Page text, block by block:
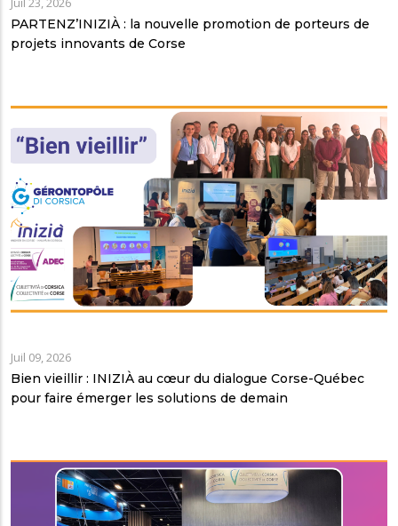
PARTENZ’INIZIÀ : la nouvelle promotion de porteurs de
projets innovants de Corse
Juil 09, 2026
Bien vieillir : INIZIÀ au cœur du dialogue Corse-Québec
pour faire émerger les solutions de demain